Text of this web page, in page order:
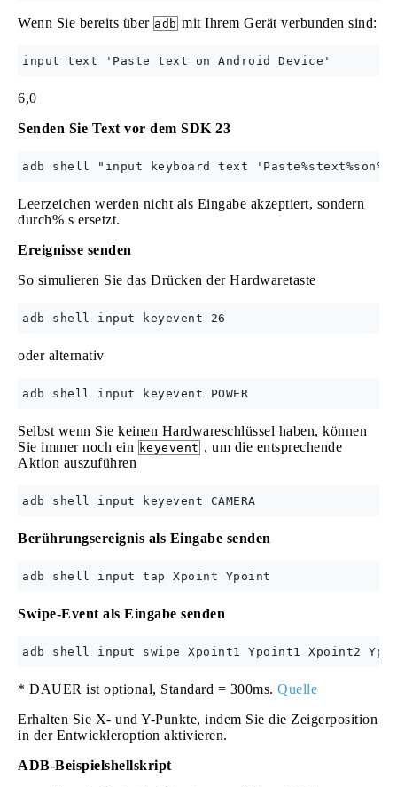
Wenn Sie bereits über adb mit Ihrem Gerät verbunden sind:
6,0
Senden Sie Text vor dem SDK 23
Leerzeichen werden nicht als Eingabe akzeptiert, sondern
durch% s ersetzt.
Ereignisse senden
So simulieren Sie das Drücken der Hardwaretaste
oder alternativ
Selbst wenn Sie keinen Hardwareschlüssel haben, können
Sie immer noch ein keyevent , um die entsprechende
Aktion auszuführen
Berührungsereignis als Eingabe senden
Swipe-Event als Eingabe senden
* DAUER ist optional, Standard = 300ms. Quelle
Erhalten Sie X- und Y-Punkte, indem Sie die Zeigerposition
in der Entwickleroption aktivieren.
ADB-Beispielshellskript